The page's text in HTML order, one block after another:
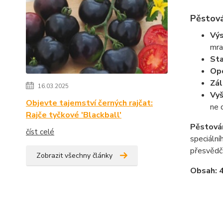
16.03.2025
Objevte tajemství černých rajčat:
Rajče tyčkové 'Blackball'
číst celé
Zobrazit všechny články
ne
Obsah: